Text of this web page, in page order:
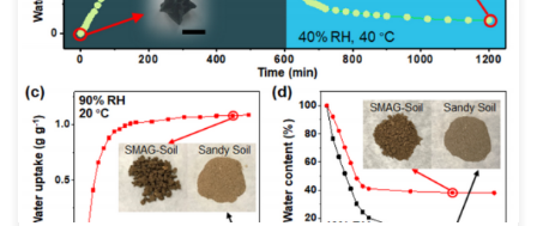
создали грунт, способный поглощать атмосферную
влажность при низкой температуре воздуха ночью и
отдавать воду растениям в течение дня. Называется
SMAG-soil, если соберётесь загуглить. Изобретение
крайне полезное – позволяет поддерживать
стабильную влажность 20 суток без полива, — но при
этом простое! Достаточно было в песчаную […]